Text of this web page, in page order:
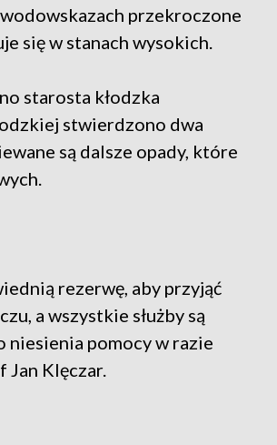
przekroczone
się w stanach wysokich.
starosta kłodzka
stwierdzono dwa
są dalsze opady, które
rezerwę, aby przyjąć
a wszystkie służby są
pomocy w razie
Jan Klęczar.